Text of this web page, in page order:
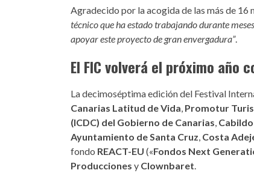
Agradecido por la acogida de las más de 16
técnico que ha estado trabajando durante
apoyar este proyecto de gran envergadura”.
El FIC volverá el próximo año
La decimoséptima edición del Festival
Canarias Latitud de Vida Promotur
(ICDC) del Gobierno de Canarias
Ayuntamiento de Santa Cruz Costa
fondo REACT-EU («Fondos Next
Producciones y Clownbaret